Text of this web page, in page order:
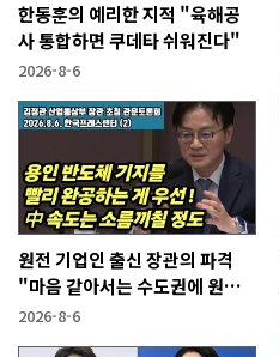
한동훈의 예리한 지적 "육해공
사 통합하면 쿠데타 쉬워진다"
2026-8-6
원전 기업인 출신 장관의 파격
"마음 같아서는 수도권에 원전
짓고싶다"
2026-8-6